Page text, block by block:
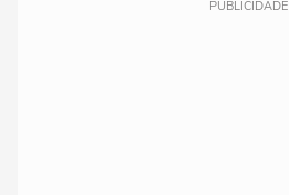
PUBLICIDADE